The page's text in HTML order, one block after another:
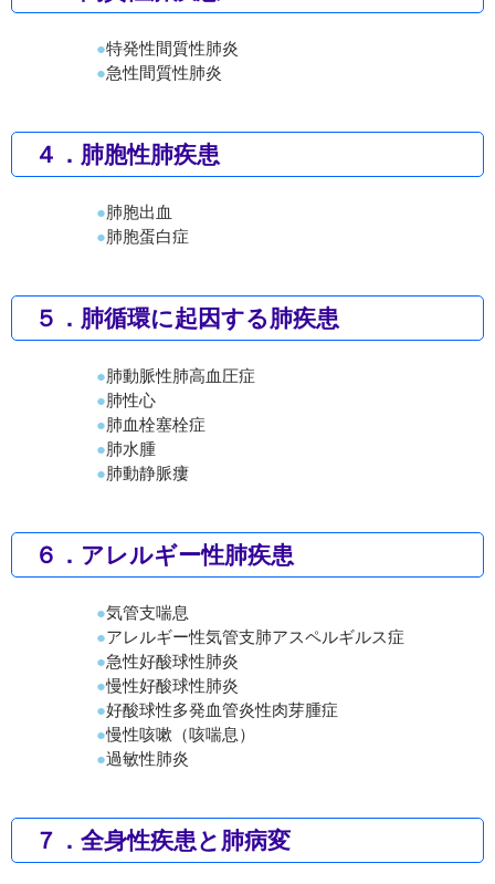
特発性間質性肺炎
急性間質性肺炎
４．肺胞性肺疾患
肺胞出血
肺胞蛋白症
５．肺循環に起因する肺疾患
肺動脈性肺高血圧症
肺性心
肺血栓塞栓症
肺水腫
肺動静脈瘻
６．アレルギー性肺疾患
気管支喘息
アレルギー性気管支肺アスペルギルス症
急性好酸球性肺炎
慢性好酸球性肺炎
好酸球性多発血管炎性肉芽腫症
慢性咳嗽（咳喘息）
過敏性肺炎
７．全身性疾患と肺病変